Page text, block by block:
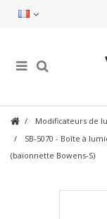
Modificateurs de
SB-5070 - Boîte à
(baïonnette Bowens-S)